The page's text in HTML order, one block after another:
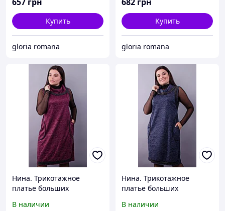
Купить
gloria romana
Купить
gloria romana
Нина. Трикотажное
платье больших
В наличии
Нина. Трикотажное
платье больших
В наличии